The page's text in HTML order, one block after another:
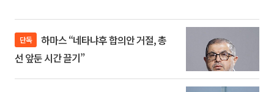
단독
선 앞둔 시간 끌기”